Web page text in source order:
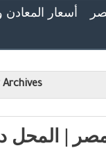
أسعار
| المحل